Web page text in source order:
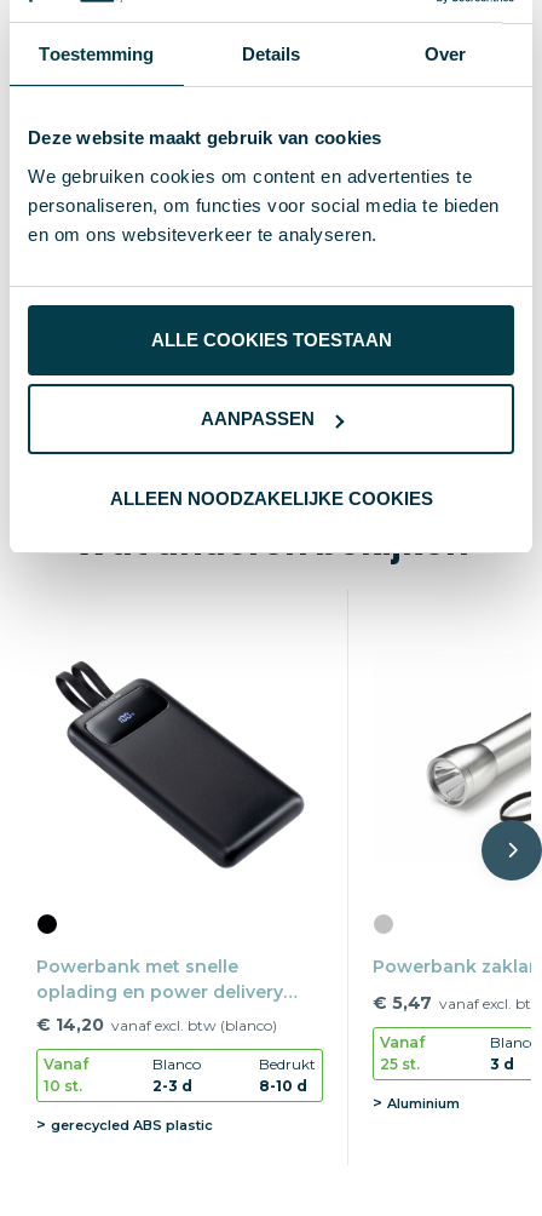
Toestemming Details Over
Deze website maakt gebruik van cookies
We gebruiken cookies om content en advertenties te
personaliseren, om functies voor social media te bieden
en om ons websiteverkeer te analyseren.
ALLE COOKIES TOESTAAN
AANPASSEN
ALLEEN NOODZAKELIJKE COOKIES
Merk XD Collection
EAN-code 8714612123201
Artikelnummer 38222
Kleur khaki
1.6 cm
Lengte 14.5 cm
Wat anderen bekijken
Powerbank met snelle
oplading en power delivery
REEVES-PULSEXPRESS 10
€ 14,20 vanaf excl. btw (blanco)
Vanaf
10 st.
Blanco
2-3 d
Bedrukt
8-10 d
gerecycled ABS plastic
Powerbank
€ 5,47 vanaf excl.
Vanaf
25 st.
Blanco
3 d
Aluminium